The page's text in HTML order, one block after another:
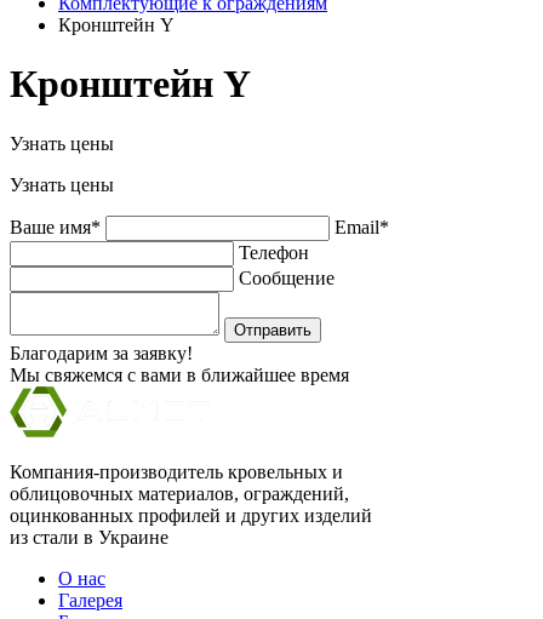
Кронштейн Y
Кронштейн Y
Узнать цены
Узнать цены
Ваше имя*
Email*
Телефон
Сообщение
Отправить
Благодарим за заявку!
Мы свяжемся с вами в ближайшее время
Компания-производитель кровельных и
облицовочных материалов, ограждений,
оцинкованных профилей и других изделий
из стали в Украине
О нас
Галерея